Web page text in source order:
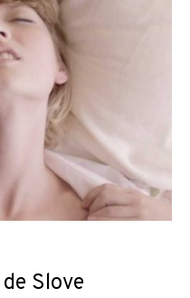
Slove